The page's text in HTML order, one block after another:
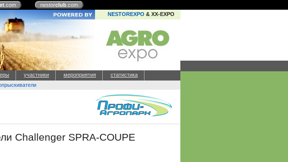
.com nestorclub.com
NESTOREXPO & XX-EXPO
участники мероприятия статистика
Challenger SPRA-COUPE